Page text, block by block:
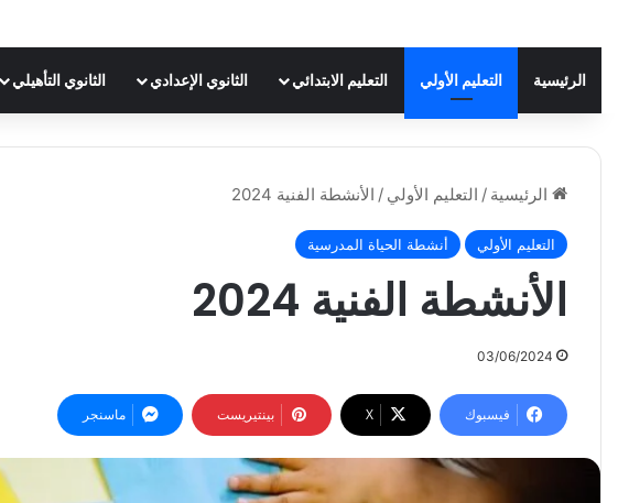
الرئيسية التعليم الأولي التعليم الابتدائي الثانوي الإعدادي الثانوي التأهيلي
الرئيسية / التعليم الأولي / الأنشطة الفنية 2024
التعليم الأولي أنشطة الحياة المدرسية
الأنشطة الفنية 2024
03/06/2024
فيسبوك ‫X بينتيريست ماسنجر